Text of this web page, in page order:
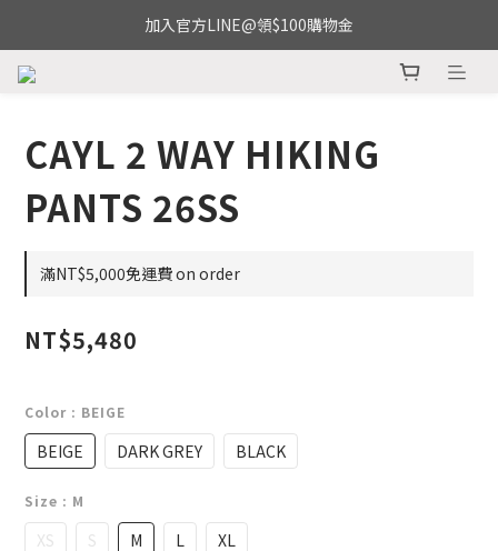
加入官方LINE@領$100購物金
CAYL 2 WAY HIKING
PANTS 26SS
滿NT$5,000免運費 on order
NT$5,480
Color : BEIGE
BEIGE DARK GREY BLACK
Size : M
XS S M L XL